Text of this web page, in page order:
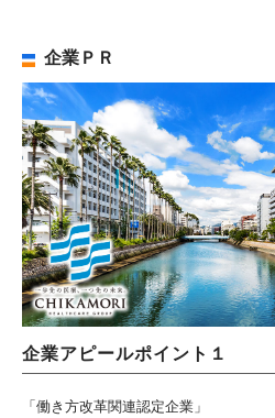
企業ＰＲ
企業アピールポイント１
「働き方改革関連認定企業」